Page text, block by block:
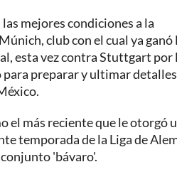
mejores condiciones a la
club con el cual ya ganó
esta vez contra Stuttgart por
para preparar y ultimar
el más reciente que le otorgó
temporada de la Liga de
'bávaro'.